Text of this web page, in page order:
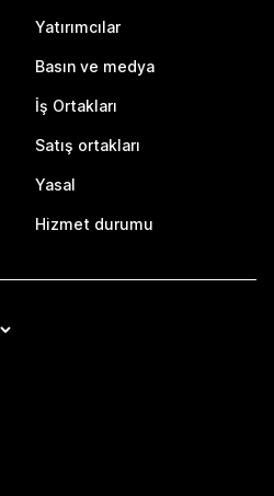
Yatırımcılar
Basın ve medya
İş Ortakları
Satış ortakları
Yasal
Hizmet durumu